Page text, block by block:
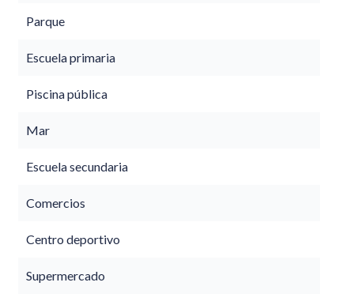
Parque
Escuela primaria
Piscina pública
Mar
Escuela secundaria
Comercios
Centro deportivo
Supermercado